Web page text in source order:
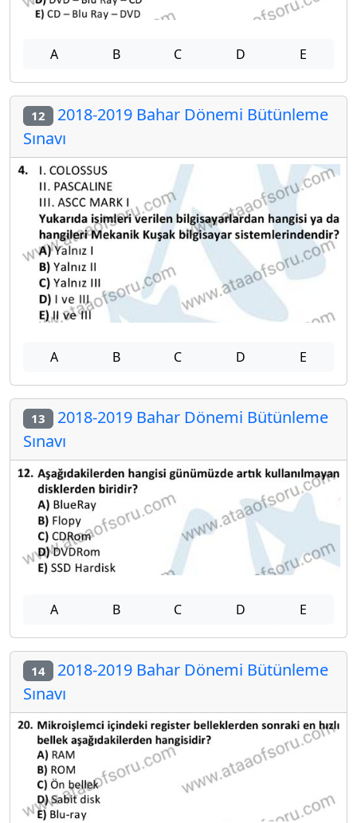
A B C D E
12 2018-2019 Bahar Dönemi Bütünleme
Sınavı
A B C D E
13 2018-2019 Bahar Dönemi Bütünleme
Sınavı
A B C D E
14 2018-2019 Bahar Dönemi Bütünleme
Sınavı